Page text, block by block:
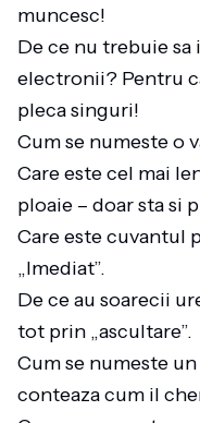
muncesc!
De ce nu trebuie
electronii? Pentru
pleca singuri!
Cum se numeste o
Care este cel mai
ploaie – doar sta si
Care este cuvantul
„Imediat”.
De ce au soarecii
tot prin „ascultare”.
Cum se numeste
conteaza cum il